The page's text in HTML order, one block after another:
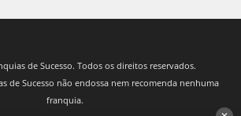
de Sucesso. Todos os direitos reservados.
de Sucesso não endossa nem recomenda nenhuma
franquia.